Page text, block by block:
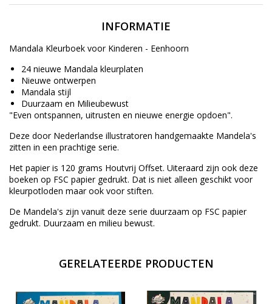
INFORMATIE
Mandala Kleurboek voor Kinderen - Eenhoorn
24 nieuwe Mandala kleurplaten
Nieuwe ontwerpen
Mandala stijl
Duurzaam en Milieubewust
"Even ontspannen, uitrusten en nieuwe energie opdoen".
Deze door Nederlandse illustratoren handgemaakte Mandela's
zitten in een prachtige serie.
Het papier is 120 grams Houtvrij Offset. Uiteraard zijn ook deze
boeken op FSC papier gedrukt. Dat is niet alleen geschikt voor
kleurpotloden maar ook voor stiften.
De Mandela's zijn vanuit deze serie duurzaam op FSC papier
gedrukt. Duurzaam en milieu bewust.
GERELATEERDE PRODUCTEN